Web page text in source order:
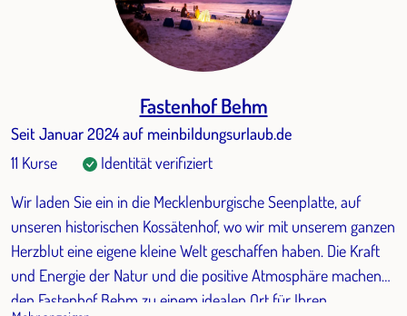
Fastenhof Behm
Seit Januar 2024 auf meinbildungsurlaub.de
11 Kurse
Identität verifiziert
Wir laden Sie ein in die Mecklenburgische Seenplatte, auf
unseren historischen Kossätenhof, wo wir mit unserem ganzen
Herzblut eine eigene kleine Welt geschaffen haben. Die Kraft
und Energie der Natur und die positive Atmosphäre machen
den Fastenhof Behm zu einem idealen Ort für Ihren